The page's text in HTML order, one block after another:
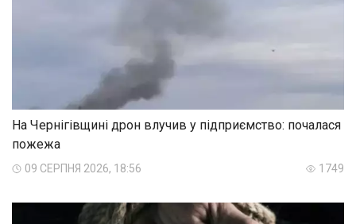
На Чернігівщині дрон влучив у підприємство: почалася
пожежа
09 СЕРПНЯ 2026, 18:56 1749